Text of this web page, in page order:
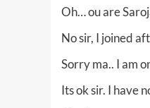
Oh… ou are
No sir, I joined
Sorry ma.. I am
Its ok sir. I have